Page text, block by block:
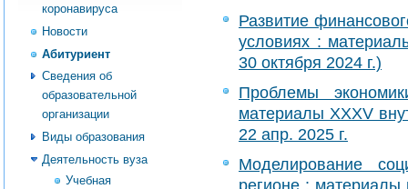
коронавируса
Новости
Абитуриент
Сведения об
образовательной
организации
Виды образования
Деятельность вуза
Учебная
Развитие
условиях :
30 октября 2024 г.)
Проблемы
материалы XXXV
22 апр. 2025 г.
Моделирование
регионе : материалы